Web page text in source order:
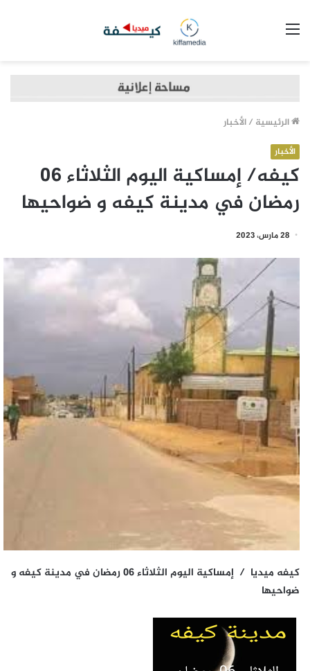
الرئيسية /الأخبار
الأخبار
كيفه/ إمساكية اليوم الثلاثاء 06
رمضان في مدينة كيفه و ضواحيها
28 مارس، 2023
كيفه ميديا / إمساكية اليوم الثلاثاء 06 رمضان في مدينة كيفه و
ضواحيها